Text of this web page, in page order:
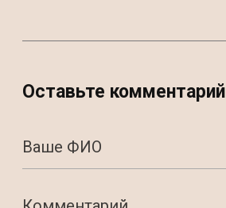
Оставьте комментарий